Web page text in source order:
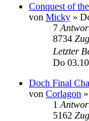
Conquest of
von Micky »
7
8734
Letzter
Do
Doch Final
von Corlagon »
1
5162